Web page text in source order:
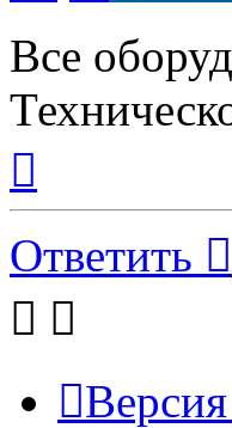
Все
началу
Ответить